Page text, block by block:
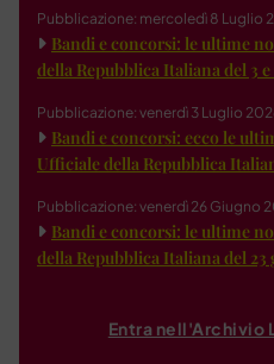
Pubblicazione: mercoledì 8 Luglio
Bandi e concorsi: le ultime
della Repubblica Italiana del 3
Pubblicazione: venerdì 3 Luglio
Bandi e concorsi: ecco le
Ufficiale della Repubblica
Pubblicazione: venerdì 26 Giugno
Bandi e concorsi: le ultime
della Repubblica Italiana del 23
Entra nell'Archivio